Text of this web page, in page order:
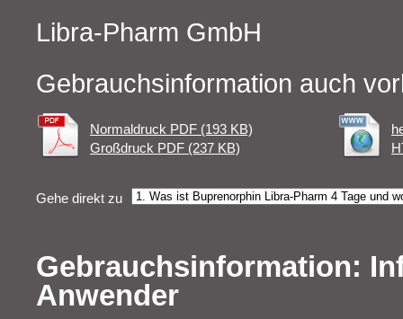
Libra-Pharm GmbH
Gebrauchsinformation auch
Normaldruck PDF (193 KB)
Großdruck PDF (237 KB)
Gehe direkt zu
Gebrauchsinformation:
Anwender